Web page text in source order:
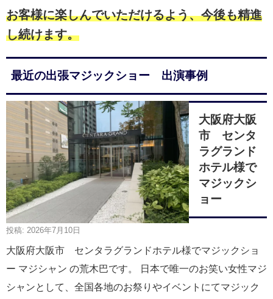
お客様に楽しんでいただけるよう、今後も精進
し続けます。
最近の出張マジックショー 出演事例
大阪府大阪
市 センタ
ラグランド
ホテル様で
マジックシ
ョー
投稿: 2026年7月10日
大阪府大阪市 センタラグランドホテル様でマジックショ
ー マジシャン の荒木巴です。 日本で唯一のお笑い女性マジ
シャンとして、全国各地のお祭りやイベントにてマジック